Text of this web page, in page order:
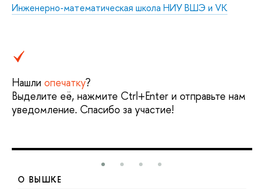
Инженерно-математическая школа НИУ ВШЭ и VK
Нашли опечатку?
Выделите её, нажмите Ctrl+Enter и отправьте нам
уведомление. Спасибо за участие!
О ВЫШКЕ